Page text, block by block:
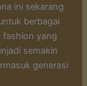
ini sekarang
berbagai
fashion yang
semakin
generasi